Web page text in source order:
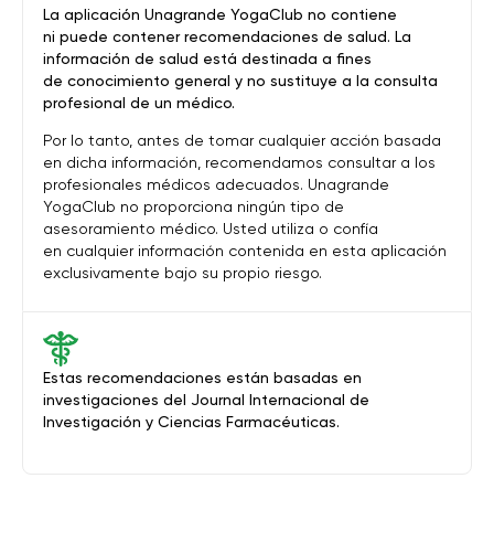
Estas recomendaciones están basadas en
investigaciones del Journal Internacional de
Investigación y Ciencias Farmacéuticas.
La aplicación Unagrande YogaClub no contiene
ni puede contener recomendaciones de salud. La
información de salud está destinada a fines
de conocimiento general y no sustituye a la consulta
profesional de un médico.
Por lo tanto, antes de tomar cualquier acción basada
en dicha información, recomendamos consultar a los
profesionales médicos adecuados. Unagrande
YogaClub no proporciona ningún tipo de
asesoramiento médico. Usted utiliza o confía
en cualquier información contenida en esta aplicación
exclusivamente bajo su propio riesgo.